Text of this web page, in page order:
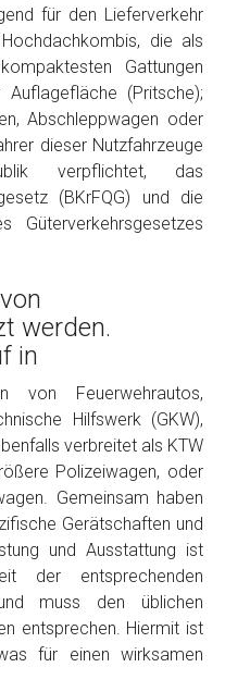
für den Lieferverkehr
die als
Gattungen
(Pritsche);
Abschleppwagen oder
dieser Nutzfahrzeuge
verpflichtet, das
(BKrFQG) und die
Güterverkehrsgesetzes
werden.
in
von Feuerwehrautos,
Hilfswerk (GKW),
verbreitet als KTW
Polizeiwagen, oder
Gemeinsam haben
Gerätschaften und
und Ausstattung ist
der entsprechenden
muss den üblichen
entsprechen. Hiermit ist
für einen wirksamen